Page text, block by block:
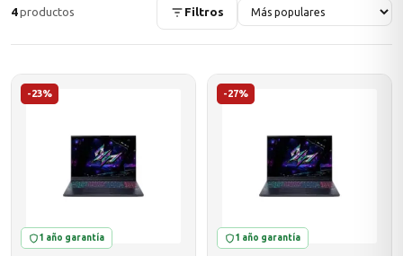
→
4productos Filtros
-23%
1 año garantía
-27%
1 año garantía